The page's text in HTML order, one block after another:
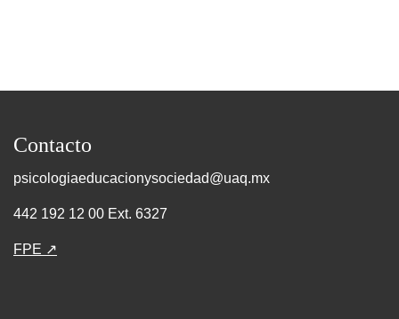
Contacto
psicologiaeducacionysociedad@uaq.mx
442 192 12 00 Ext. 6327
FPE ↗